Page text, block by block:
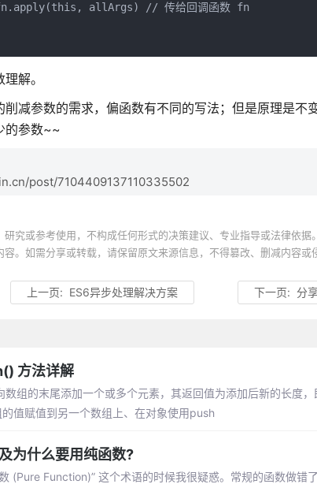
allArgs) // 传给回调函数 fn
解。
削减参数的需求，偏函数有不同的写法；但是原理是
的参数~~
post/7104409137110335502
研究或参考使用，不构成任何形式的决策建议、专业指导或法律依
。如需分享或转载，请保留原文来源信息，不得篡改、删减内容或
上一页: ES6异步处理解决方案 下一页: 分
方法详解
数组的末尾添加一个或多个元素，其返回值为添加后新的长度
值赋值到另一个数组上、在对象使用push
为什么要用纯函数?
(Pure Function)” 这个术语的时候我很疑惑。常规的函数做